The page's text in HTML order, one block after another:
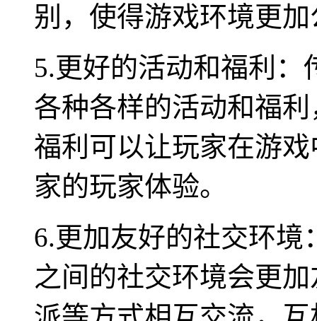
别，使得游戏环境更
5.更好的活动和福利
各种各样的活动和福
福利可以让玩家在游
家的玩家体验。
6.更加友好的社交环
之间的社交环境会更